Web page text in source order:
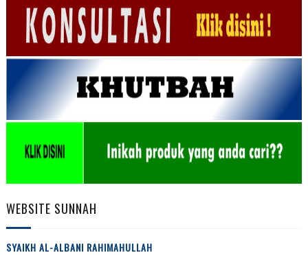
WEBSITE SUNNAH
SYAIKH AL-ALBANI RAHIMAHULLAH